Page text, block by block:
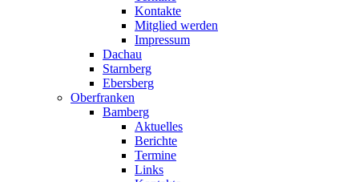
Kontakte
Mitglied werden
Impressum
Dachau
Starnberg
Ebersberg
Oberfranken
Bamberg
Aktuelles
Berichte
Termine
Links